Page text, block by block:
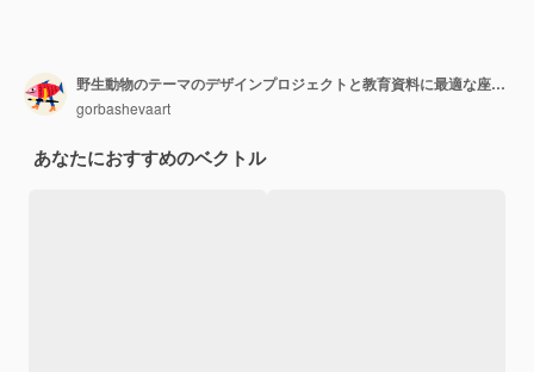
野生動物のテーマのデザインプロジェクトと教育資料に最適な座っているウサギの孤立ベクトルイラスト
gorbashevaart
あなたにおすすめのベクトル